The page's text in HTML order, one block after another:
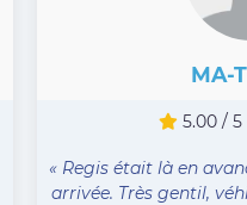
MA-
5.00 / 5
« Regis était là en
arrivée. Très gentil,